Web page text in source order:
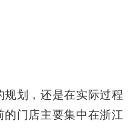
划，还是在实际过程
门店主要集中在浙江